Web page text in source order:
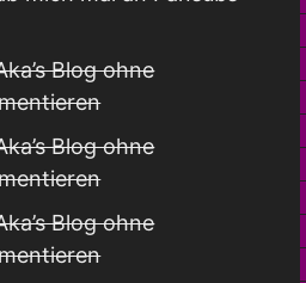
Blog ohne
Blog ohne
Blog ohne